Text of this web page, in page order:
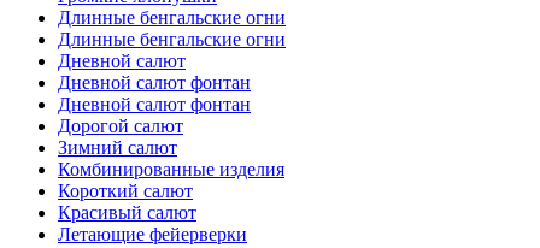
Длинные бенгальские огни
Длинные бенгальские огни
Дневной салют
Дневной салют фонтан
Дневной салют фонтан
Дорогой салют
Зимний салют
Комбинированные изделия
Короткий салют
Красивый салют
Летающие фейерверки